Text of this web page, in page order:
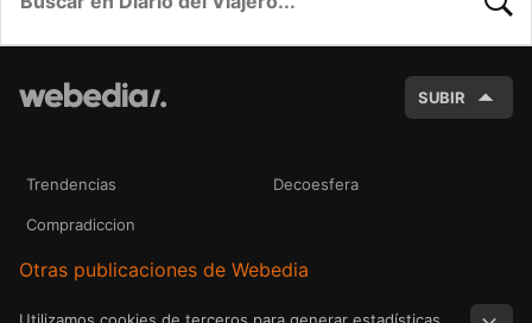
SUBIR
Trendencias Decoesfera
Compradiccion
Otras publicaciones de Webedia